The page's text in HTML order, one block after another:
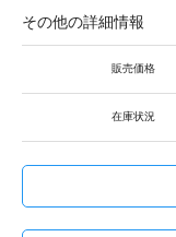
その他の詳細情報
販売価格
在庫状況